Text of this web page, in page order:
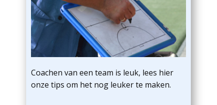
Coachen van een team is leuk, lees hier
onze tips om het nog leuker te maken.